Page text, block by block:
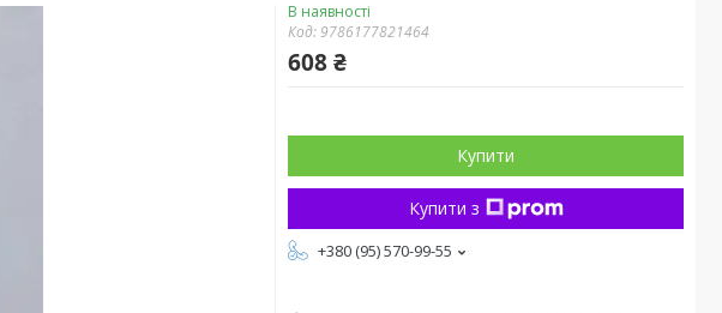
В наявності
Код:9786177821464
608 ₴
Купити
Купити з
+380 (95) 570-99-55